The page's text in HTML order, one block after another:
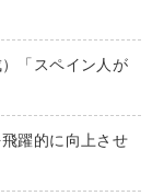
「スペイン人が
躍的に向上させ